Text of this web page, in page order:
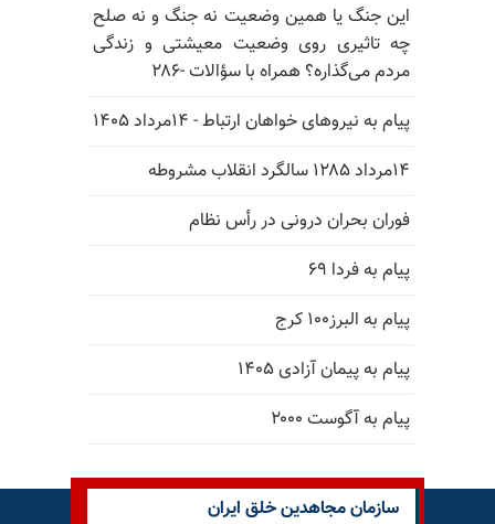
این جنگ یا همین وضعیت نه جنگ و نه صلح
چه تاثیری روی وضعیت معیشتی و زندگی
مردم می‌گذاره؟ همراه با سؤالات -۲۸۶
پیام به نیروهای خواهان ارتباط - ۱۴مرداد ۱۴۰۵
۱۴مرداد ۱۲۸۵ سالگرد انقلاب مشروطه
فوران بحران درونی در رأس نظام
پیام به فردا ۶۹
پیام به البرز۱۰۰ کرج
پیام به پیمان آزادی ۱۴۰۵
پیام به آگوست ۲۰۰۰
سازمان مجاهدین خلق ایران